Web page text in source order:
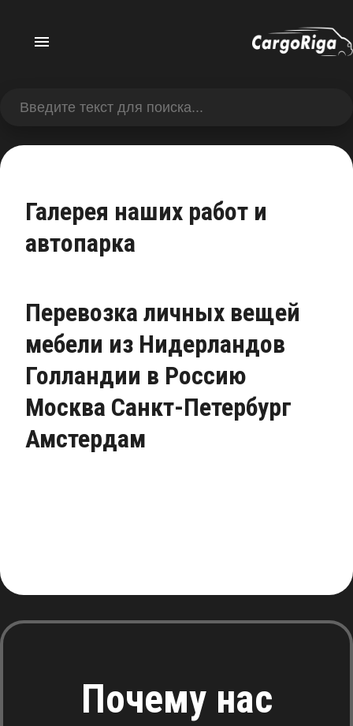
Галерея наших работ и
автопарка
Перевозка личных вещей
мебели из Нидерландов
Голландии в Россию
Москва Санкт-Петербург
Амстердам
Почему нас